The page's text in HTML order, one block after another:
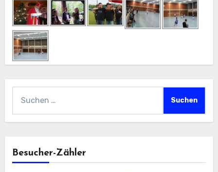
nach:
Besucher-Zähler